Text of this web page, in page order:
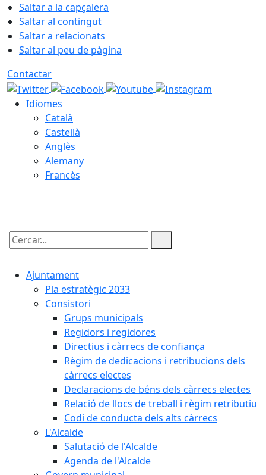
Saltar a la capçalera
Saltar al contingut
Saltar a relacionats
Saltar al peu de pàgina
Contactar
Idiomes
Català
Castellà
Anglès
Alemany
Francès
Cercar:
Ajuntament
Pla estratègic 2033
Consistori
Grups municipals
Regidors i regidores
Directius i càrrecs de confiança
Règim de dedicacions i retribucions dels
càrrecs electes
Declaracions de béns dels càrrecs electes
Relació de llocs de treball i règim retributiu
Codi de conducta dels alts càrrecs
L'Alcalde
Salutació de l'Alcalde
Agenda de l'Alcalde